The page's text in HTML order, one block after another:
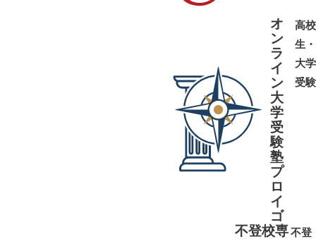
オ
ン
ラ
イ
ン
大
学
受
験
塾
プ
ロ
イ
ゴ
高校
生・
大学
受験
不登校専不登